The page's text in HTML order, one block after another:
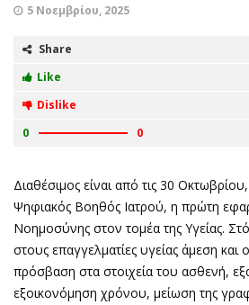
5 Νοεμβρίου, 2025
Share
Like
Dislike
0
0
Διαθέσιμος είναι από τις 30
Ψηφιακός Βοηθός Ιατρού, η πρώτη
Νοημοσύνης στον τομέα της Υγείας.
στους επαγγελματίες υγείας άμεση
πρόσβαση στα στοιχεία του ασθενή,
εξοικονόμηση χρόνου, μείωση της